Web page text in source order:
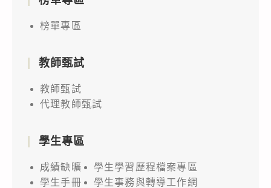
榜單專區
教師甄試
教師甄試
代理教師甄試
學生專區
成績缺曠
學生學習歷程檔案專區
學生手冊
學生事務與轉導工作網